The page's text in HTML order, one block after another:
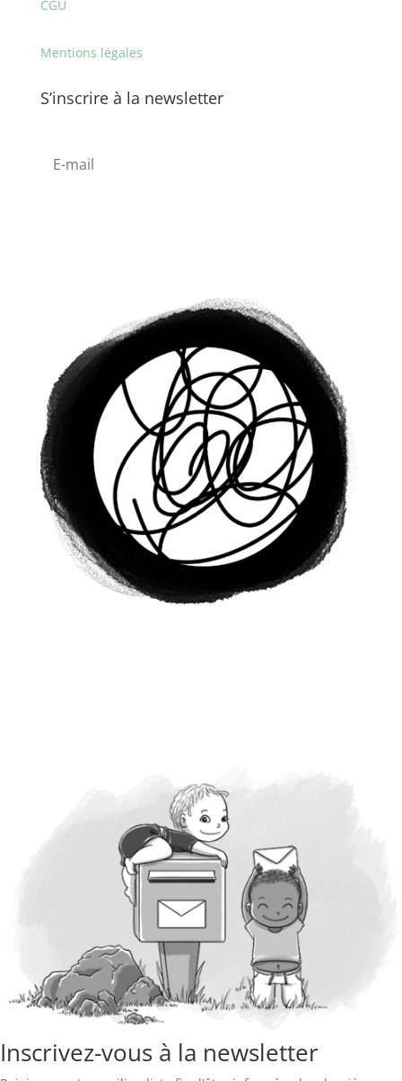
CGU
Mentions légales
S’inscrire à la newsletter
Inscrivez-vous à la newsletter